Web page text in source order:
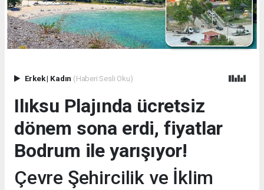
Erkek| Kadın (Haberi Sesli Oku)
Ilıksu Plajında ücretsiz
dönem sona erdi, fiyatlar
Bodrum ile yarışıyor!
Çevre Şehircilik ve İklim